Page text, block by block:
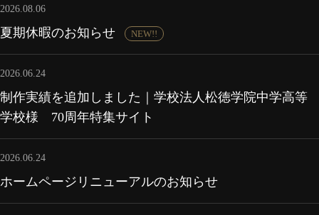
2026.08.06
夏期休暇のお知らせ NEW!!
2026.06.24
制作実績を追加しました｜学校法人松徳学院中学高等
学校様 70周年特集サイト
2026.06.24
ホームページリニューアルのお知らせ